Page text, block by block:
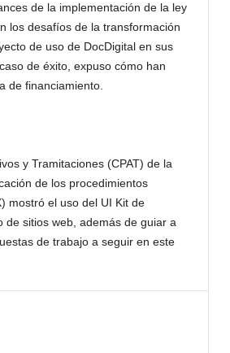
de la implementación de la ley
los desafíos de la transformación
de uso de DocDigital en sus
de éxito, expuso cómo han
de financiamiento.
y Tramitaciones (CPAT) de la
de los procedimientos
mostró el uso del UI Kit de
sitios web, además de guiar a
de trabajo a seguir en este